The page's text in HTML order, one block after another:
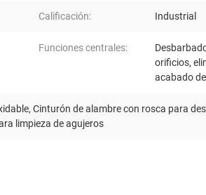
Calificación: Industrial
Funciones centrales:
orificios,
acabado
, Cinturón de alambre con rosca para
limpieza de agujeros